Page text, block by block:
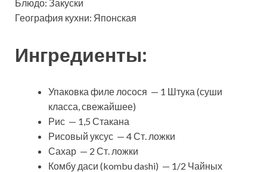
Блюдо: Закуски
География кухни: Японская
Ингредиенты:
Упаковка филе лосося — 1 Штука (суши
класса, свежайшее)
Рис — 1,5 Стакана
Рисовый уксус — 4 Ст. ложки
Сахар — 2 Ст. ложки
Комбу даси (kombu dashi) — 1/2 Чайных